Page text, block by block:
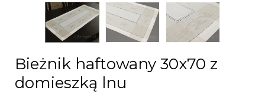
Bieżnik haftowany 30x70 z
domieszką lnu